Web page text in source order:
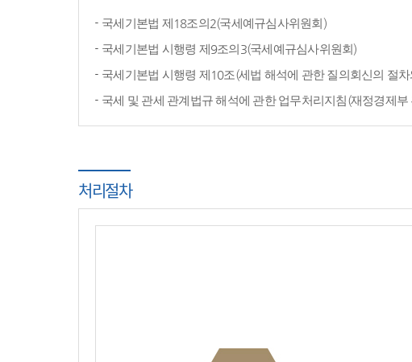
국세기본법 제18조의2(국세예규심사위원회)
국세기본법 시행령 제9조의3(국세예규심사위원회)
국세기본법 시행령 제10조(세법 해석에 관한 질의회신의 절
국세 및 관세 관계법규 해석에 관한 업무처리지침(재정경제부
처리절차